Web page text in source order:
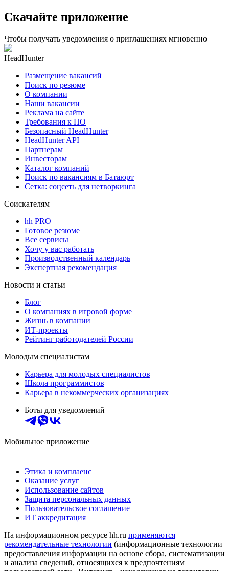
Скачайте приложение
Чтобы получать уведомления о приглашениях мгновенно
HeadHunter
Размещение вакансий
Поиск по резюме
О компании
Наши вакансии
Реклама на сайте
Требования к ПО
Безопасный HeadHunter
HeadHunter API
Партнерам
Инвесторам
Каталог компаний
Поиск по вакансиям в Батаюрт
Сетка: соцсеть для нетворкинга
Соискателям
hh PRO
Готовое резюме
Все сервисы
Хочу у вас работать
Производственный календарь
Экспертная рекомендация
Новости и статьи
Блог
О компаниях в игровой форме
Жизнь в компании
ИТ-проекты
Рейтинг работодателей России
Молодым специалистам
Карьера для молодых специалистов
Школа программистов
Карьера в некоммерческих организациях
Боты для уведомлений
Мобильное приложение
Этика и комплаенс
Оказание услуг
Использование сайтов
Защита персональных данных
Пользовательское соглашение
ИТ аккредитация
На информационном ресурсе hh.ru применяются
рекомендательные технологии (информационные технологии
предоставления информации на основе сбора, систематизации
и анализа сведений, относящихся к предпочтениям